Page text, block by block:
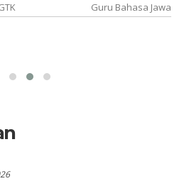
Guru Bahasa Jawa